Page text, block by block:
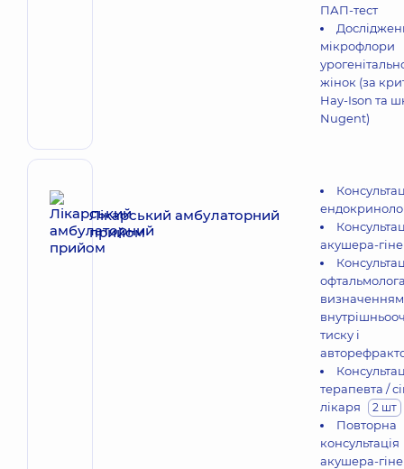
ПАП-тест
мікрофлори
жінок (за
Hay-Ison та
Nugent)
Лікарський амбулаторний
прийом
акушера-
визначенням
тиску і
терапевта /
лікаря
2 шт
Повторна
консультація
акушера-